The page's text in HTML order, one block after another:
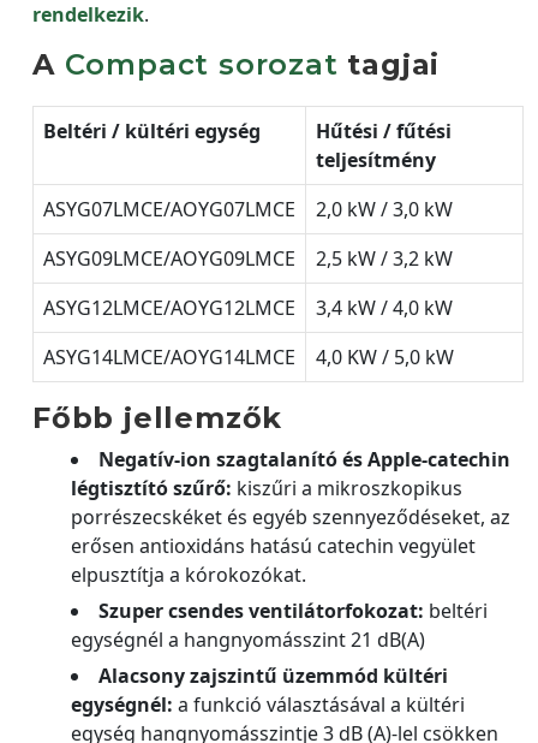
rendelkezik.
A Compact sorozat tagjai
Beltéri / kültéri egység
Hűtési / fűtési
teljesítmény
ASYG07LMCE/AOYG07LMCE
2,0 kW / 3,0 kW
ASYG09LMCE/AOYG09LMCE
2,5 kW / 3,2 kW
ASYG12LMCE/AOYG12LMCE
3,4 kW / 4,0 kW
ASYG14LMCE/AOYG14LMCE
4,0 KW / 5,0 kW
Főbb jellemzők
Negatív-ion szagtalanító és Apple-catechin
légtisztító szűrő: kiszűri a mikroszkopikus
porrészecskéket és egyéb szennyeződéseket, az
erősen antioxidáns hatású catechin vegyület
elpusztítja a kórokozókat.
Szuper csendes ventilátorfokozat: beltéri
egységnél a hangnyomásszint 21 dB(A)
Alacsony zajszintű üzemmód kültéri
egységnél: a funkció választásával a kültéri
egység hangnyomásszintje 3 dB (A)-lel csökken